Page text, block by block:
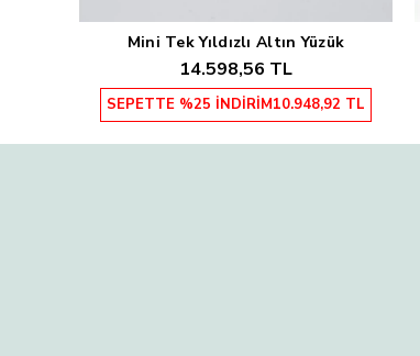
Sepete Ekle
Mini Tek Yıldızlı Altın Yüzük
14.598,56 TL
SEPETTE %25 İNDİRİM10.948,92 TL